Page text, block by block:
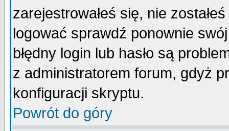
zarejestrowałeś się, nie
logować sprawdź ponownie
błędny login lub hasło są
z administratorem forum, gdyż
konfiguracji skryptu.
Powrót do góry